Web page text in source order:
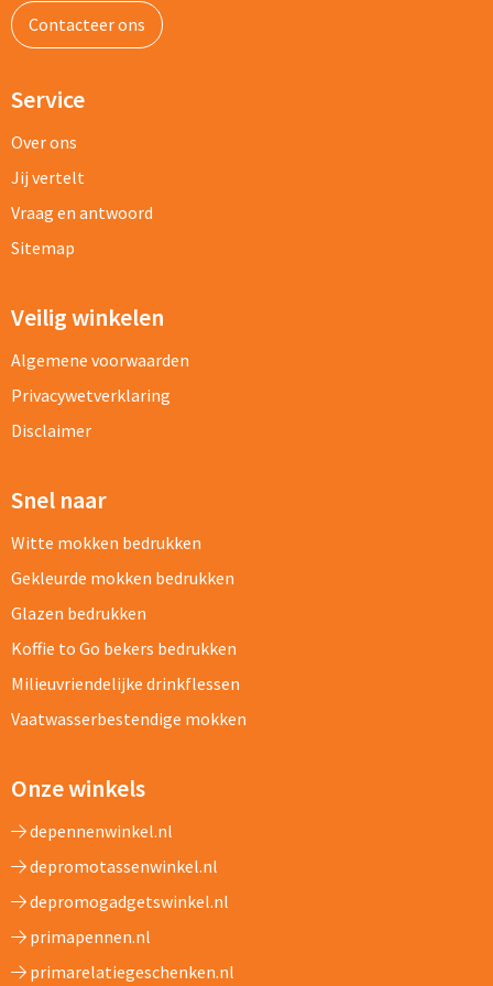
Contacteer ons
Service
Over ons
Jij vertelt
Vraag en antwoord
Sitemap
Veilig winkelen
Algemene voorwaarden
Privacywetverklaring
Disclaimer
Snel naar
Witte mokken bedrukken
Gekleurde mokken bedrukken
Glazen bedrukken
Koffie to Go bekers bedrukken
Milieuvriendelijke drinkflessen
Vaatwasserbestendige mokken
Onze winkels
depennenwinkel.nl
depromotassenwinkel.nl
depromogadgetswinkel.nl
primapennen.nl
primarelatiegeschenken.nl